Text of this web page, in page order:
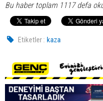
Bu haber toplam 1117 defa
Etiketler : kaza